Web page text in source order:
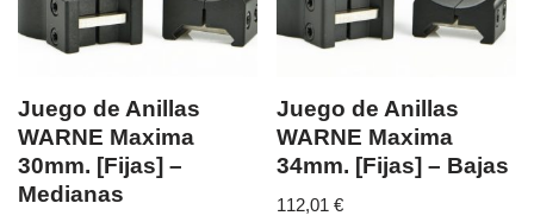
Juego de Anillas
WARNE Maxima
30mm. [Fijas] –
Medianas
Juego de Anillas
WARNE Maxima
34mm. [Fijas] – Bajas
112,01€